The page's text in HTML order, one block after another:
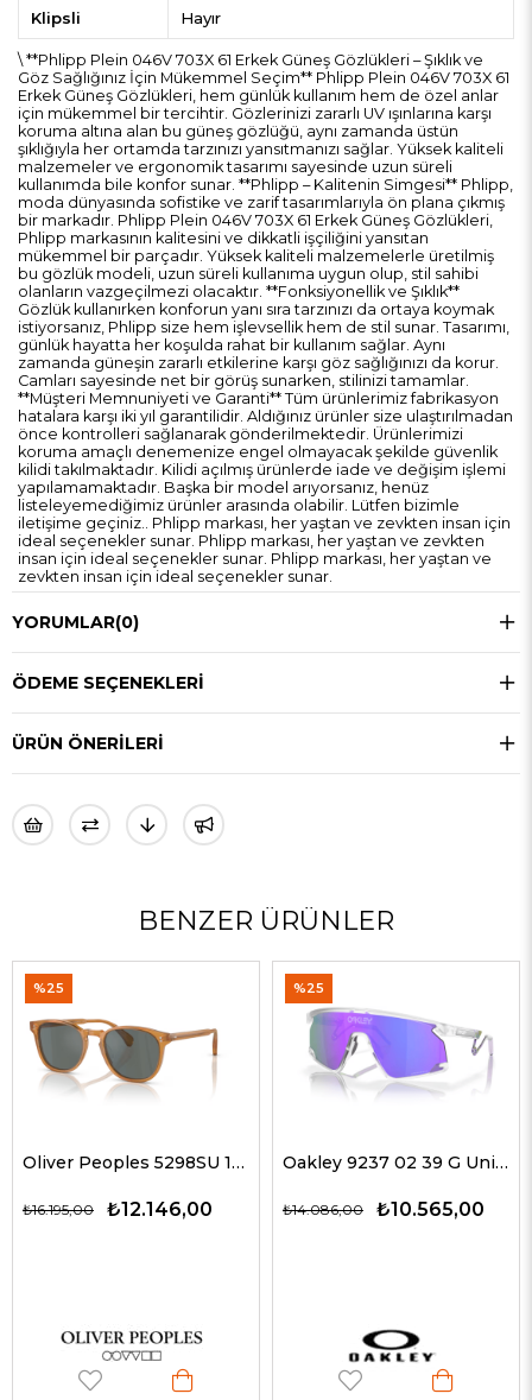
Klipsli Hayır
\ **Phlipp Plein 046V 703X 61 Erkek Güneş Gözlükleri – Şıklık ve
Göz Sağlığınız İçin Mükemmel Seçim** Phlipp Plein 046V 703X 61
Erkek Güneş Gözlükleri, hem günlük kullanım hem de özel anlar
için mükemmel bir tercihtir. Gözlerinizi zararlı UV ışınlarına karşı
koruma altına alan bu güneş gözlüğü, aynı zamanda üstün
şıklığıyla her ortamda tarzınızı yansıtmanızı sağlar. Yüksek kaliteli
malzemeler ve ergonomik tasarımı sayesinde uzun süreli
kullanımda bile konfor sunar. **Phlipp – Kalitenin Simgesi** Phlipp,
moda dünyasında sofistike ve zarif tasarımlarıyla ön plana çıkmış
bir markadır. Phlipp Plein 046V 703X 61 Erkek Güneş Gözlükleri,
Phlipp markasının kalitesini ve dikkatli işçiliğini yansıtan
mükemmel bir parçadır. Yüksek kaliteli malzemelerle üretilmiş
bu gözlük modeli, uzun süreli kullanıma uygun olup, stil sahibi
olanların vazgeçilmezi olacaktır. **Fonksiyonellik ve Şıklık**
Gözlük kullanırken konforun yanı sıra tarzınızı da ortaya koymak
istiyorsanız, Phlipp size hem işlevsellik hem de stil sunar. Tasarımı,
günlük hayatta her koşulda rahat bir kullanım sağlar. Aynı
zamanda güneşin zararlı etkilerine karşı göz sağlığınızı da korur.
Camları sayesinde net bir görüş sunarken, stilinizi tamamlar.
**Müşteri Memnuniyeti ve Garanti** Tüm ürünlerimiz fabrikasyon
hatalara karşı iki yıl garantilidir. Aldığınız ürünler size ulaştırılmadan
önce kontrolleri sağlanarak gönderilmektedir. Ürünlerimizi
koruma amaçlı denemenize engel olmayacak şekilde güvenlik
kilidi takılmaktadır. Kilidi açılmış ürünlerde iade ve değişim işlemi
yapılamamaktadır. Başka bir model arıyorsanız, henüz
listeleyemediğimiz ürünler arasında olabilir. Lütfen bizimle
iletişime geçiniz.. Phlipp markası, her yaştan ve zevkten insan için
ideal seçenekler sunar. Phlipp markası, her yaştan ve zevkten
insan için ideal seçenekler sunar. Phlipp markası, her yaştan ve
zevkten insan için ideal seçenekler sunar.
YORUMLAR(0)
ÖDEME SEÇENEKLERI
ÜRÜN ÖNERILERI
BENZER ÜRÜNLER
Oliver Peoples 5298SU 1578W5 51 G Unisex Güneş Gözlükleri
₺12.146,00
₺16.195,00
%25
Oakley 9237 02 39 G Unisex Güneş Gözlükleri
₺10.565,00
₺14.086,00
%25